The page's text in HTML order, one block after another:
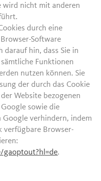
wird nicht mit anderen
durch eine
Software
darauf hin, dass Sie in
Funktionen
nutzen können. Sie
der durch das Cookie
Website bezogenen
sowie die
verhindern, indem
verfügbare Browser-
gaoptout?hl=de.